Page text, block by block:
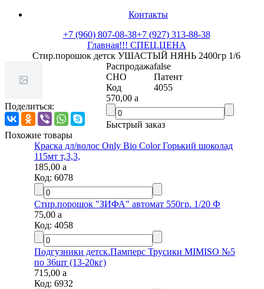
Контакты
+7 (960) 807-08-38+7 (927) 313-88-38
Главная!!! СПЕЦ.ЦЕНА
Стир.порошок детск УШАСТЫЙ НЯНЬ 2400гр 1/6
Поделиться:
Распродажаfalse
СНО
Патент
Код
4055
570,00a
Быстрый заказ
Похожие товары
Краска дл/волос Only Bio Color Горький шоколад
115мт т,3,3,
185,00a
Код:6078
Стир.порошок "ЗИФА" автомат 550гр. 1/20 Ф
75,00a
Код:4058
Подгузники детск.Памперс Трусики MIMISO №5
по 36шт (13-20кг)
715,00a
Код:6932